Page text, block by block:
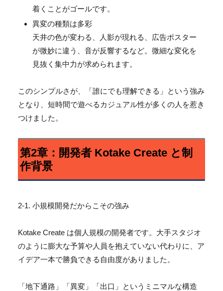
着くことがゴールです。
異変の種類は多彩
天井の色が変わる、人影が現れる、広告ポスター
が微妙に違う、 音が反響するなど。微細な変化を
見抜く集中力が求められます。
このシンプルさが、「誰にでも理解できる」という強み
となり、 短時間で遊べるカジュアル性が多くの人を惹き
つけました。
第2章：開発者 Kotake Create と制
作背景
2-1. 小規模開発だからこその強み
Kotake Create は個人規模の開発者です。 大手スタジオ
のように膨大な予算や人員を抱えていない代わりに、 ア
イデア一本で勝負できる自由度がありました。
「地下通路」「異変」「出口」というミニマルな構造